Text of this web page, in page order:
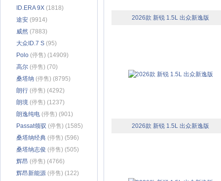
ID.ERA 9X (1818)
途安 (9914)
威然 (7883)
大众ID.7 S (95)
Polo (停售) (14909)
高尔 (停售) (70)
桑塔纳 (停售) (8795)
朗行 (停售) (4292)
朗境 (停售) (1237)
朗逸纯电 (停售) (901)
Passat领驭 (停售) (1585)
桑塔纳经典 (停售) (596)
桑塔纳志俊 (停售) (505)
辉昂 (停售) (4766)
辉昂新能源 (停售) (122)
2026款 新锐 1.5L 出众新逸版
2026款 新锐 1.5L 出众新逸版